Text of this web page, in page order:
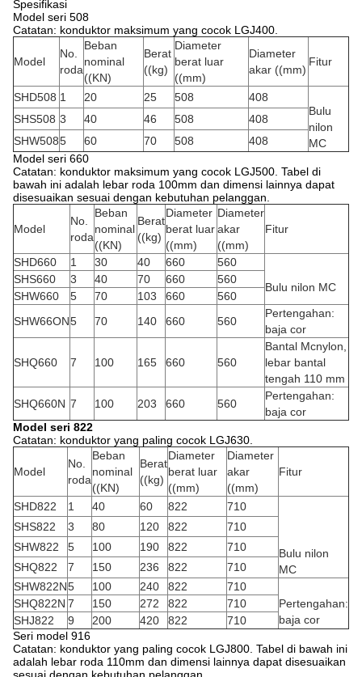
Spesifikasi
Model seri 508
Catatan: konduktor maksimum yang cocok LGJ400.
Model
No.
roda
Beban
nominal
((KN)
Berat
((kg)
Diameter
berat luar
((mm)
Diameter
akar ((mm)
Fitur
SHD508 1 20 25 508
408
Bulu
nilon
MC
SHS508 3 40 46 508
408
SHW5085 60 70 508
408
Model seri 660
Catatan: konduktor maksimum yang cocok LGJ500. Tabel di
bawah ini adalah lebar roda 100mm dan dimensi lainnya dapat
disesuaikan sesuai dengan kebutuhan pelanggan.
Model
No.
roda
Beban
nominal
((KN)
Berat
((kg)
Diameter
berat luar
((mm)
Diameter
akar
((mm)
Fitur
SHD660 1 30 40 660
560
Bulu nilon MC
SHS660 3 40 70 660
560
SHW660
5 70 103 660
560
SHW66ON5 70 140 660 560
Pertengahan:
baja cor
SHQ660 7 100 165 660 560
Bantal Mcnylon,
lebar bantal
tengah 110 mm
SHQ660N 7 100 203 660 560
Pertengahan:
baja cor
Model seri 822
Catatan: konduktor yang paling cocok LGJ630.
Model
No.
roda
Beban
nominal
((KN)
Berat
((kg)
Diameter
berat luar
((mm)
Diameter
akar
((mm)
Fitur
SHD822 1 40 60 822 710
Bulu nilon
MC
SHS822 3 80 120 822
710
SHW822
5 100 190 822
710
SHQ822
7 150 236 822
710
SHW822N5 100 240 822
710
Pertengahan:
baja cor
SHQ822N 7 150 272 822
710
SHJ822
9 200 420 822
710
Seri model 916
Catatan: konduktor yang paling cocok LGJ800. Tabel di bawah ini
adalah lebar roda 110mm dan dimensi lainnya dapat disesuaikan